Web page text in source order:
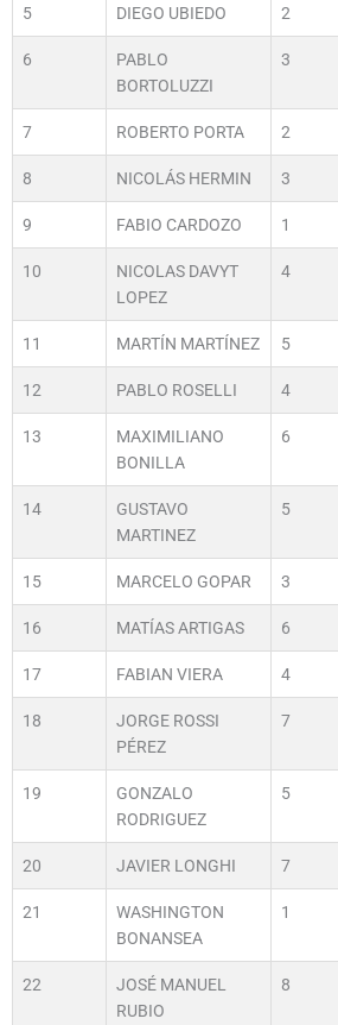
5 DIEGO UBIEDO 2
6
PABLO
BORTOLUZZI
3
7 ROBERTO PORTA 2
8 NICOLÁS HERMIN 3
9 FABIO CARDOZO 1
10
NICOLAS DAVYT
LOPEZ
4
11 MARTÍN MARTÍNEZ 5
12 PABLO ROSELLI 4
13
MAXIMILIANO
BONILLA
6
14
GUSTAVO
MARTINEZ
5
15 MARCELO GOPAR 3
16 MATÍAS ARTIGAS 6
17 FABIAN VIERA 4
18
JORGE ROSSI
PÉREZ
7
19
GONZALO
RODRIGUEZ
5
20 JAVIER LONGHI 7
21
WASHINGTON
BONANSEA
1
22
JOSÉ MANUEL
RUBIO
8